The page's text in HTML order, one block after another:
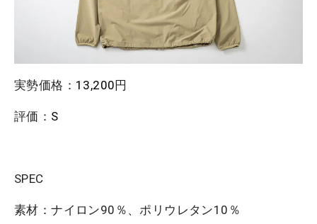
実勢価格 ： 13,200 円
評価 ： S
SPEC
素材：ナイロン90％、ポリウレタン10％